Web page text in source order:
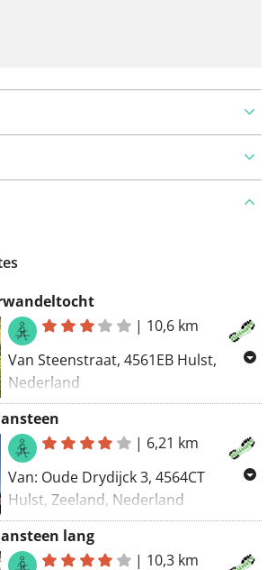
| 10,6 km
Van Steenstraat, 4561EB Hulst,
Nederland
Naar Steenstraat, 4561EB Hulst,
Nederland
Routering Manueel, Wandel -
mooiste, Wandel - kortste
| 6,21 km
Van: Oude Drydijck 3, 4564CT
Hulst, Zeeland, Nederland
Naar: Oude Drydijck 3, 4564CT Hulst,
Zeeland, Nederland
lang
| 10,3 km